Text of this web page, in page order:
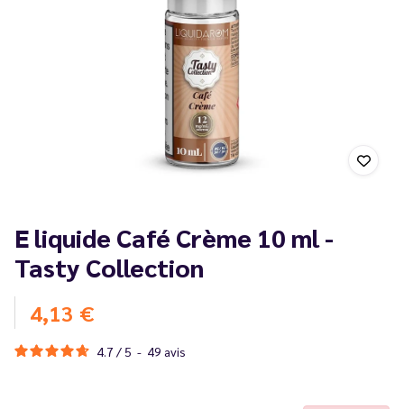
E liquide Café Crème 10 ml -
Tasty Collection
4,13 €
4.7 / 5 - 49 avis